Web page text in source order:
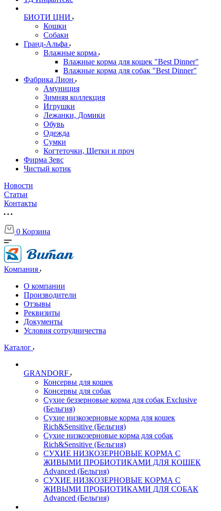
БИОТИ ЦНИ
Кошки
Собаки
Гранд-Альфа
Влажные корма
Влажные корма для кошек "Best Dinner"
Влажные корма для собак "Best Dinner"
Фабрика Лион
Амуниция
Зимняя коллекция
Игрушки
Лежанки, Домики
Обувь
Одежда
Сумки
Когтеточки, Щетки и проч
Фирма Зевс
Чистый котик
Новости
Статьи
Контакты
0 Корзина
Компания
О компании
Производители
Отзывы
Реквизиты
Документы
Условия сотрудничества
Каталог
GRANDORF
Консервы для кошек
Консервы для собак
Сухие беззерновые корма для собак Exclusive
(Бельгия)
Сухие низкозерновые корма для кошек
Rich&Sensitive (Бельгия)
Сухие низкозерновые корма для собак
Rich&Sensitive (Бельгия)
СУХИЕ НИЗКОЗЕРНОВЫЕ КОРМА С
ЖИВЫМИ ПРОБИОТИКАМИ ДЛЯ КОШЕК
Advanced (Бельгия)
СУХИЕ НИЗКОЗЕРНОВЫЕ КОРМА С
ЖИВЫМИ ПРОБИОТИКАМИ ДЛЯ СОБАК
Advanced (Бельгия)